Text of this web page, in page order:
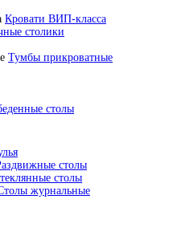
Кровати ВИП-класса
столики
Тумбы прикроватные
столы
столы
столы
журнальные